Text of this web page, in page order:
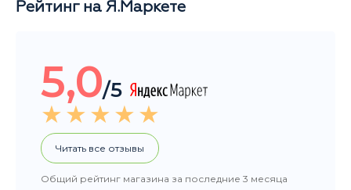
Рейтинг на Я.Маркете
5,0/5
Читать все отзывы
Общий рейтинг магазина за последние 3 месяца